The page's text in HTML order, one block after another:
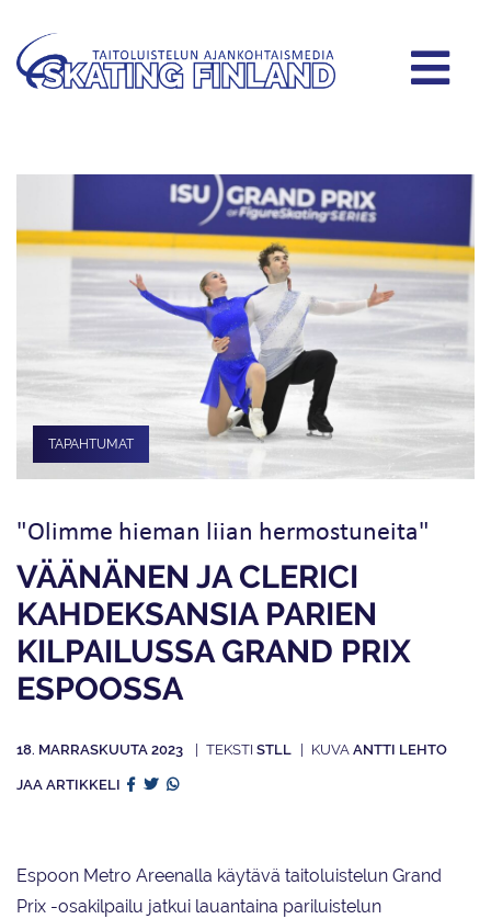
TAPAHTUMAT
"Olimme hieman liian hermostuneita"
VÄÄNÄNEN JA CLERICI
KAHDEKSANSIA PARIEN
KILPAILUSSA GRAND PRIX
ESPOOSSA
18. MARRASKUUTA 2023 STLL ANTTI LEHTO
JAA ARTIKKELI
Espoon Metro Areenalla käytävä taitoluistelun Grand
Prix -osakilpailu jatkui lauantaina pariluistelun